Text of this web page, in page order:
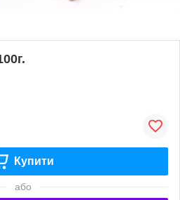
Купити
або